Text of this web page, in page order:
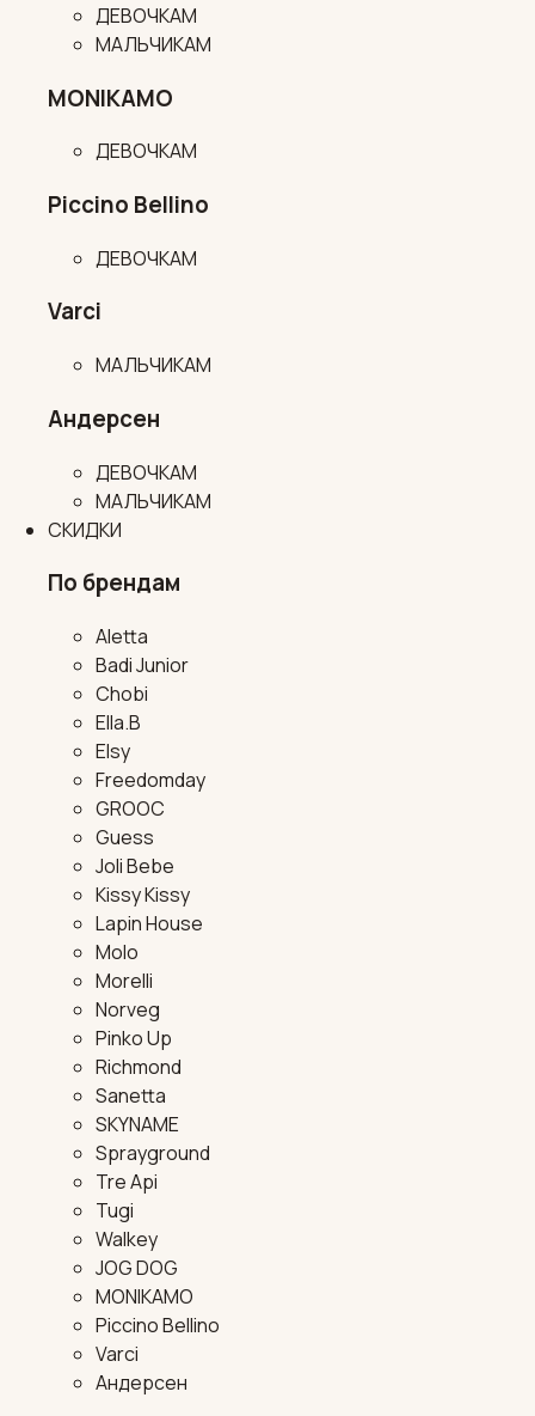
ДЕВОЧКАМ
МАЛЬЧИКАМ
MONIKAMO
ДЕВОЧКАМ
Piccino Bellino
ДЕВОЧКАМ
Varci
МАЛЬЧИКАМ
Андерсен
ДЕВОЧКАМ
МАЛЬЧИКАМ
СКИДКИ
По брендам
Aletta
Badi Junior
Chobi
Ella.B
Elsy
Freedomday
GROOC
Guess
Joli Bebe
Kissy Kissy
Lapin House
Molo
Morelli
Norveg
Pinko Up
Richmond
Sanetta
SKYNAME
Sprayground
Tre Api
Tugi
Walkey
JOG DOG
MONIKAMO
Piccino Bellino
Varci
Андерсен